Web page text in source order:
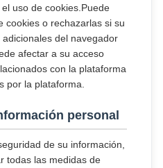
uso de cookies.Puede
cookies o rechazarlas si su
del navegador
afectar a su acceso
con la plataforma
por la plataforma.
personal
de su información,
todas las medidas de